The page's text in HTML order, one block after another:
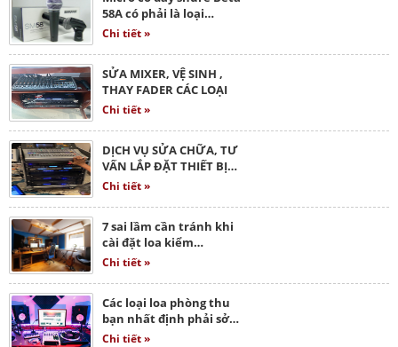
58A có phải là loại…
Chi tiết »
SỬA MIXER, VỆ SINH ,
THAY FADER CÁC LOẠI
Chi tiết »
DỊCH VỤ SỬA CHỮA, TƯ
VẤN LẮP ĐẶT THIẾT BỊ…
Chi tiết »
7 sai lầm cần tránh khi
cài đặt loa kiểm…
Chi tiết »
Các loại loa phòng thu
bạn nhất định phải sở…
Chi tiết »